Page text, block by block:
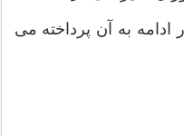
ادامه به آن پرداخته می